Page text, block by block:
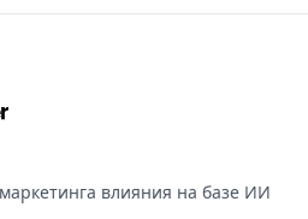
влияния на базе ИИ